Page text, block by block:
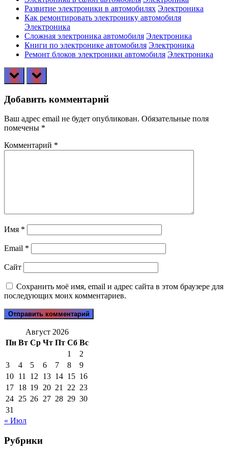
Развитие электроники в автомобилях Электроника
Как ремонтировать электронику автомобиля
Электроника
Сложная электроника автомобиля Электроника
Книги по электронике автомобиля Электроника
Ремонт блоков электроники автомобиля Электроника
prev next
Добавить комментарий
Ваш адрес email не будет опубликован. Обязательные поля
помечены *
Комментарий *
Имя *
Email *
Сайт
Сохранить моё имя, email и адрес сайта в этом браузере для
последующих моих комментариев.
Август 2026
Пн Вт Ср Чт Пт Сб Вс
1
2
3
4 5 6 7 8
9
10 11 12 13 14 15 16
17 18 19 20 21 22 23
24 25 26 27 28 29 30
31
« Июл
Рубрики